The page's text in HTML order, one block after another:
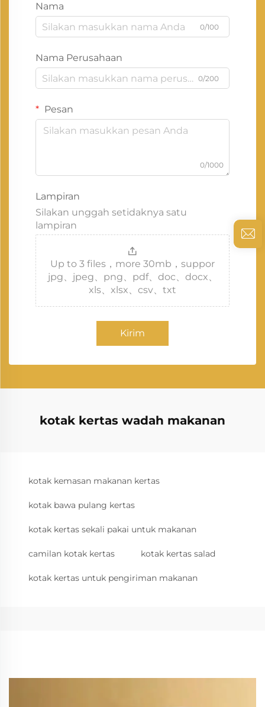
Nama
0/100
Nama Perusahaan
0/200
Pesan
0/1000
Lampiran
Silakan unggah setidaknya satu
lampiran
Up to 3 files，more 30mb，suppor
jpg、jpeg、png、pdf、doc、docx、
xls、xlsx、csv、txt
Kirim
kotak kertas wadah makanan
kotak kemasan makanan kertas
kotak bawa pulang kertas
kotak kertas sekali pakai untuk makanan
camilan kotak kertas kotak kertas salad
kotak kertas untuk pengiriman makanan